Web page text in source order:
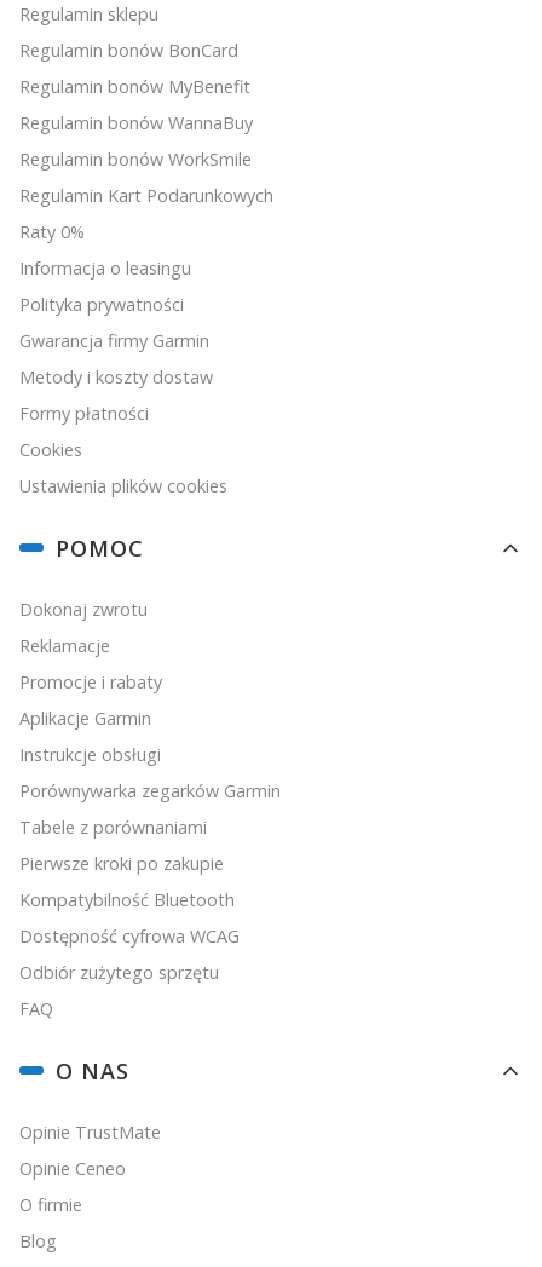
Regulamin sklepu
Regulamin bonów BonCard
Regulamin bonów MyBenefit
Regulamin bonów WannaBuy
Regulamin bonów WorkSmile
Regulamin Kart Podarunkowych
Raty 0%
Informacja o leasingu
Polityka prywatności
Gwarancja firmy Garmin
Metody i koszty dostaw
Formy płatności
Cookies
Ustawienia plików cookies
POMOC
Dokonaj zwrotu
Reklamacje
Promocje i rabaty
Aplikacje Garmin
Instrukcje obsługi
Porównywarka zegarków Garmin
Tabele z porównaniami
Pierwsze kroki po zakupie
Kompatybilność Bluetooth
Dostępność cyfrowa WCAG
Odbiór zużytego sprzętu
FAQ
O NAS
Opinie TrustMate
Opinie Ceneo
O firmie
Blog